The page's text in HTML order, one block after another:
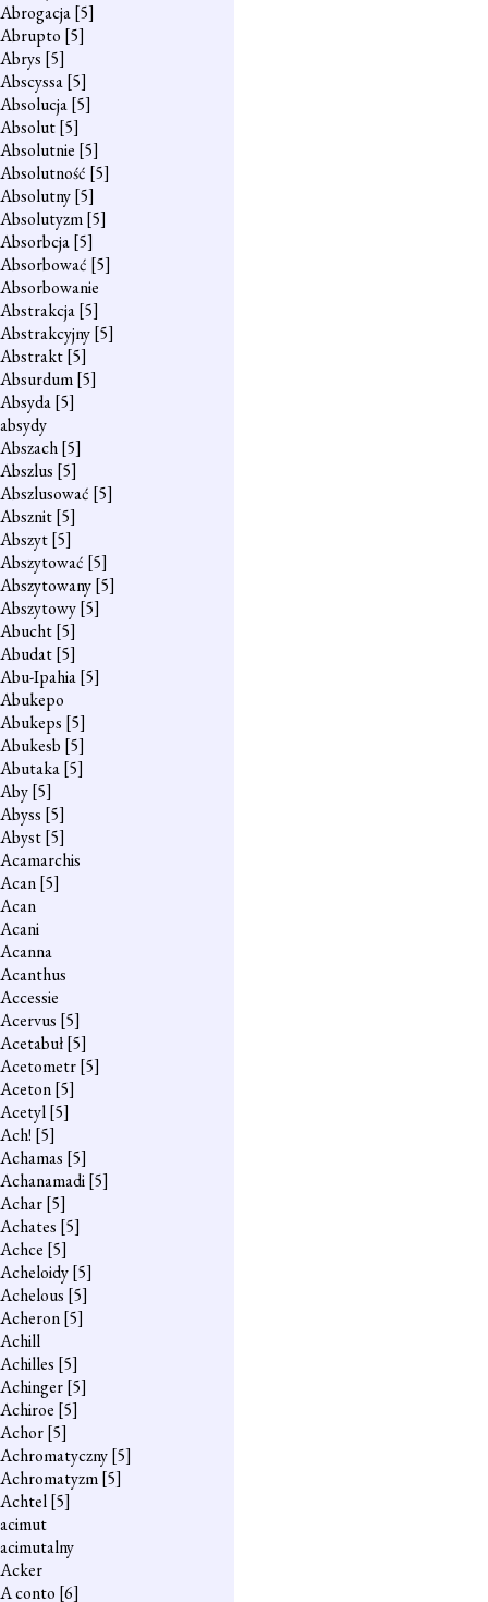
Abrogacja[5]
Abrupto [5]
Abrys [5]
Abscyssa[5]
Absolucja[5]
Absolut[5]
Absolutnie [5]
Absolutność [5]
Absolutny[5]
Absolutyzm[5]
Absorbcja[5]
Absorbować [5]
Absorbowanie
Abstrakcja[5]
Abstrakcyjny[5]
Abstrakt[5]
Absurdum[5]
Absyda[5]
absydy
Abszach[5]
Abszlus [5]
Abszlusować [5]
Absznit[5]
Abszyt[5]
Abszytować [5]
Abszytowany[5]
Abszytowy[5]
Abucht[5]
Abudat[5]
Abu-Ipahia[5]
Abukepo
Abukeps [5]
Abukesb [5]
Abutaka[5]
Aby[5]
Abyss [5]
Abyst[5]
Acamarchis
Acan[5]
Acan
Acani
Acanna
Acanthus
Accessie
Acervus [5]
Acetabuł[5]
Acetometr[5]
Aceton[5]
Acetyl[5]
Ach! [5]
Achamas [5]
Achanamadi[5]
Achar[5]
Achates [5]
Achce [5]
Acheloidy[5]
Achelous [5]
Acheron[5]
Achill
Achilles [5]
Achinger[5]
Achiroe [5]
Achor[5]
Achromatyczny[5]
Achromatyzm[5]
Achtel[5]
acimut
acimutalny
Acker
A conto [6]